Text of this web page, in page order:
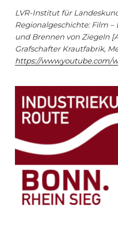
LVR-Institut für
Regionalgeschichte: Film –
und Brennen von Ziegeln
Grafschafter Krautfabrik,
https://www.youtube.com/